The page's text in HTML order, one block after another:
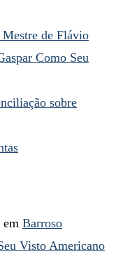
de Flávio
Como Seu
sobre
em Barroso
Visto Americano